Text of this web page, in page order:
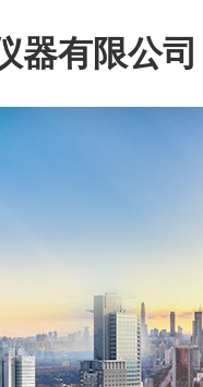
器有限公司